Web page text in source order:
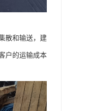
散和输送，建
户的运输成本